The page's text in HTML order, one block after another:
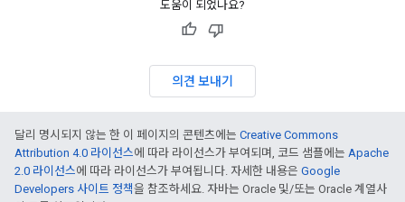
도움이 되었나요?
의견 보내기
달리 명시되지 않는 한 이 페이지의 콘텐츠에는 Creative Commons
Attribution 4.0 라이선스에 따라 라이선스가 부여되며, 코드 샘플에는 Apache
2.0 라이선스에 따라 라이선스가 부여됩니다. 자세한 내용은 Google
Developers 사이트 정책을 참조하세요. 자바는 Oracle 및/또는 Oracle 계열사